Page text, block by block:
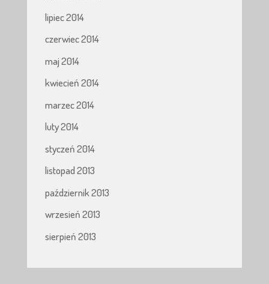
lipiec 2014
czerwiec 2014
maj 2014
kwiecień 2014
marzec 2014
luty 2014
styczeń 2014
listopad 2013
październik 2013
wrzesień 2013
sierpień 2013